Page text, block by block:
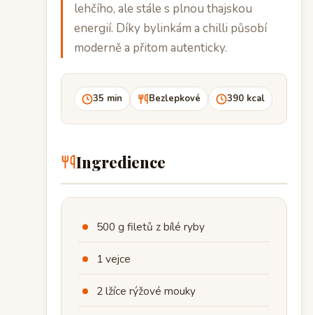
lehčího, ale stále s plnou thajskou
energií. Díky bylinkám a chilli působí
moderně a přitom autenticky.
35 min Bezlepkové 390 kcal
Ingredience
500 g filetů z bílé ryby
1 vejce
2 lžíce rýžové mouky